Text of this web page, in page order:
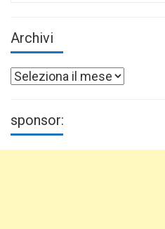
Archivi
Archivi
sponsor: